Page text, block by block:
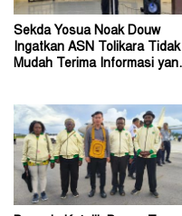
Sekda Yosua Noak Douw
Ingatkan ASN Tolikara Tidak
Mudah Terima Informasi